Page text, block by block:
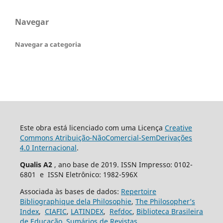
Navegar
Navegar a categoria
Este obra está licenciado com uma Licença Creative
Commons Atribuição-NãoComercial-SemDerivações
4.0 Internacional.
Qualis A2 , ano base de 2019. ISSN Impresso: 0102-
6801 e ISSN Eletrônico: 1982-596X
Associada às bases de dados: Repertoire
Bibliographique dela Philosophie, The Philosopher’s
Index, CIAFIC, LATINDEX, Refdoc, Biblioteca Brasileira